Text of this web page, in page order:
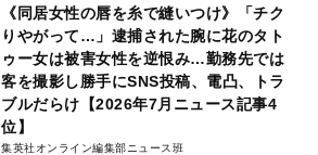
《同居女性の唇を糸で縫いつけ》「チク
りやがって…」逮捕された腕に花のタト
ゥー女は被害女性を逆恨み…勤務先では
客を撮影し勝手にSNS投稿、電凸、トラ
ブルだらけ【2026年7月ニュース記事4
位】
集英社オンライン編集部ニュース班